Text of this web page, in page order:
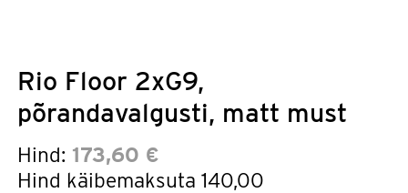
Rio Floor 2xG9,
põrandavalgusti, matt must
Hind: 173,60 €
Hind käibemaksuta 140,00